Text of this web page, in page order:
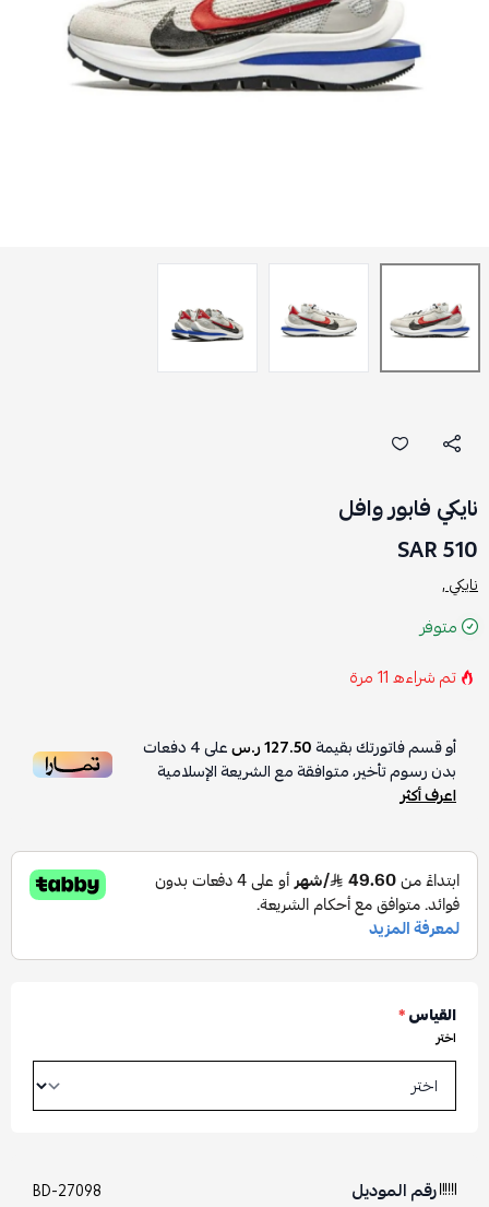
نايكي فابور وافل
510 SAR
نايكي ,
متوفر
تم شراءه11مرة
أو قسم فاتورتك بقيمة127.50 ر.س على4دفعات
بدون رسوم تأخير، متوافقة مع الشريعة الإسلامية
اعرف أكثر
القياس*
اختر
رقم الموديل BD-27098